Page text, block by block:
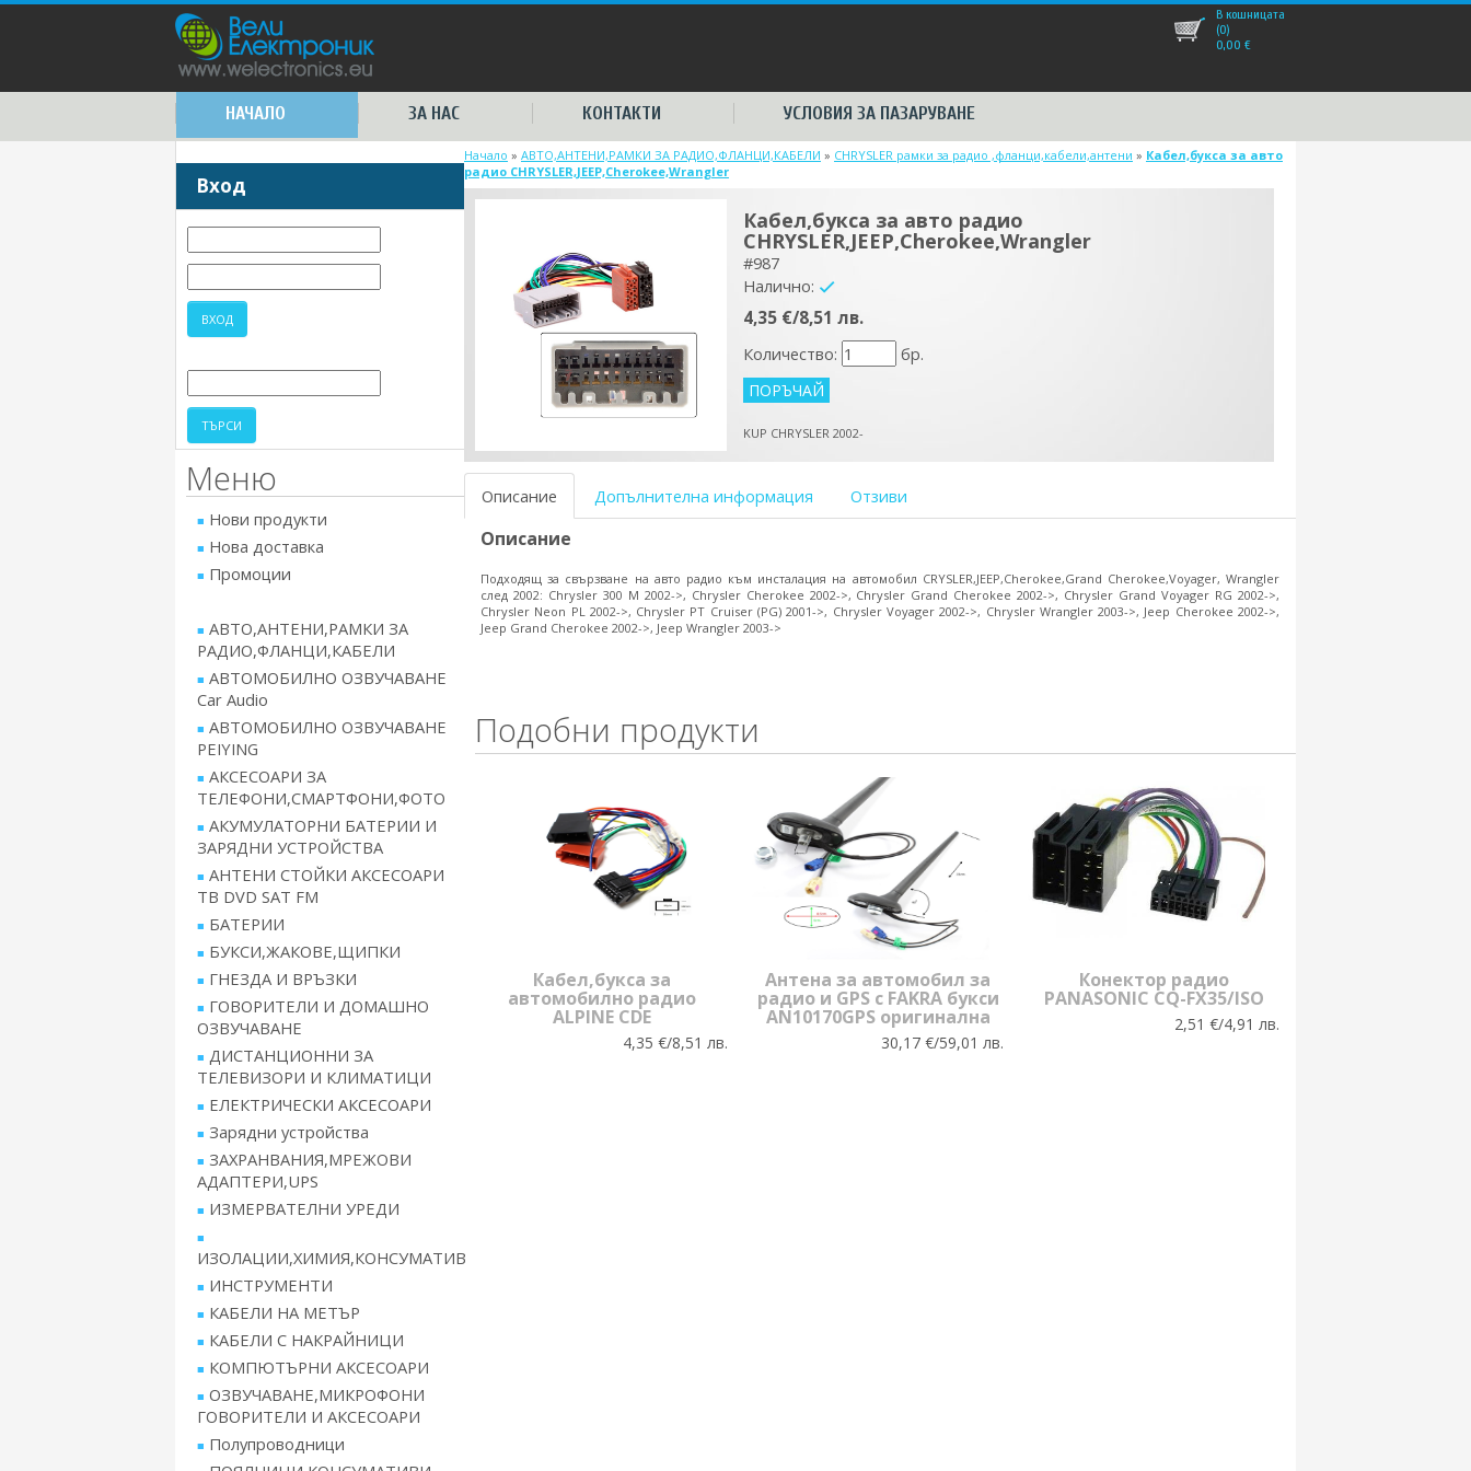
НАЧАЛО ЗА НАС КОНТАКТИ УСЛОВИЯ ЗА ПАЗАРУВАНЕ
В кошницата
(0)
0,00 €
Вход
Меню
Нови продукти
Нова доставка
Промоции
АВТО,АНТЕНИ,РАМКИ ЗА
РАДИО,ФЛАНЦИ,КАБЕЛИ
АВТОМОБИЛНО ОЗВУЧАВАНЕ
Car Audio
АВТОМОБИЛНО ОЗВУЧАВАНЕ
PEIYING
АКСЕСОАРИ ЗА
ТЕЛЕФОНИ,СМАРТФОНИ,ФОТО
АКУМУЛАТОРНИ БАТЕРИИ И
ЗАРЯДНИ УСТРОЙСТВА
АНТЕНИ СТОЙКИ АКСЕСОАРИ
ТВ DVD SAT FM
БАТЕРИИ
БУКСИ,ЖАКОВЕ,ЩИПКИ
ГНЕЗДА И ВРЪЗКИ
ГОВОРИТЕЛИ И ДОМАШНО
ОЗВУЧАВАНЕ
ДИСТАНЦИОННИ ЗА
ТЕЛЕВИЗОРИ И КЛИМАТИЦИ
ЕЛЕКТРИЧЕСКИ АКСЕСОАРИ
Зарядни устройства
ЗАХРАНВАНИЯ,МРЕЖОВИ
АДАПТЕРИ,UPS
ИЗМЕРВАТЕЛНИ УРЕДИ
ИЗОЛАЦИИ,ХИМИЯ,КОНСУМАТИВ
ИНСТРУМЕНТИ
КАБЕЛИ НА МЕТЪР
КАБЕЛИ С НАКРАЙНИЦИ
КОМПЮТЪРНИ АКСЕСОАРИ
ОЗВУЧАВАНЕ,МИКРОФОНИ
ГОВОРИТЕЛИ И АКСЕСОАРИ
Полупроводници
Начало » АВТО,АНТЕНИ,РАМКИ ЗА РАДИО,ФЛАНЦИ,КАБЕЛИ » CHRYSLER рамки за радио ,фланци,кабели,антени » Кабел,букса за авто
радио CHRYSLER,JEEP,Cherokee,Wrangler
Кабел,букса за авто радио
CHRYSLER,JEEP,Cherokee,Wrangler
#987
Налично:
4,35 €/8,51 лв.
Количество: бр.
KUP CHRYSLER 2002-
Описание Допълнителна информация Отзиви
Описание
Подходящ за свързване на авто радио към инсталация на автомобил CRYSLER,JEEP,Cherokee,Grand Cherokee,Voyager, Wrangler
след 2002: Chrysler 300 M 2002->, Chrysler Cherokee 2002->, Chrysler Grand Cherokee 2002->, Chrysler Grand Voyager RG 2002->,
Chrysler Neon PL 2002->, Chrysler PT Cruiser (PG) 2001->, Chrysler Voyager 2002->, Chrysler Wrangler 2003->, Jeep Cherokee 2002->,
Jeep Grand Cherokee 2002->, Jeep Wrangler 2003->
Подобни продукти
Кабел,букса за
автомобилно радио
ALPINE CDE
4,35 €/8,51 лв.
Антена за автомобил за
радио и GPS с FAKRA букси
AN10170GPS оригинална
30,17 €/59,01 лв.
Конектор радио
PANASONIC CQ-FX35/ISO
2,51 €/4,91 лв.